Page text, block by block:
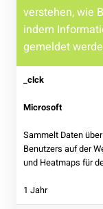
verstehen, wie
indem
gemeldet
_clck
Microsoft
Sammelt Daten
Benutzers auf der
und Heatmaps für
1 Jahr